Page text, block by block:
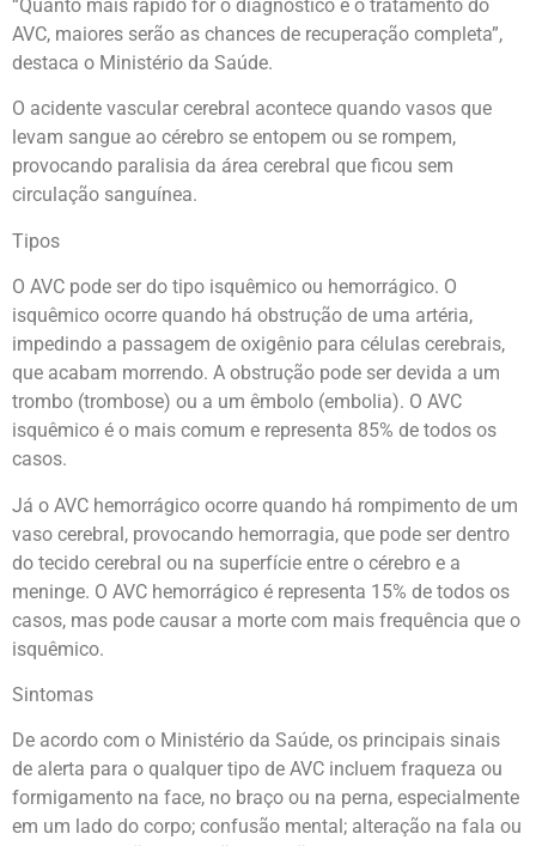
“Quanto mais rápido for o diagnóstico e o tratamento do
AVC, maiores serão as chances de recuperação completa”,
destaca o Ministério da Saúde.
O acidente vascular cerebral acontece quando vasos que
levam sangue ao cérebro se entopem ou se rompem,
provocando paralisia da área cerebral que ficou sem
circulação sanguínea.
Tipos
O AVC pode ser do tipo isquêmico ou hemorrágico. O
isquêmico ocorre quando há obstrução de uma artéria,
impedindo a passagem de oxigênio para células cerebrais,
que acabam morrendo. A obstrução pode ser devida a um
trombo (trombose) ou a um êmbolo (embolia). O AVC
isquêmico é o mais comum e representa 85% de todos os
casos.
Já o AVC hemorrágico ocorre quando há rompimento de um
vaso cerebral, provocando hemorragia, que pode ser dentro
do tecido cerebral ou na superfície entre o cérebro e a
meninge. O AVC hemorrágico é representa 15% de todos os
casos, mas pode causar a morte com mais frequência que o
isquêmico.
Sintomas
De acordo com o Ministério da Saúde, os principais sinais
de alerta para o qualquer tipo de AVC incluem fraqueza ou
formigamento na face, no braço ou na perna, especialmente
em um lado do corpo; confusão mental; alteração na fala ou